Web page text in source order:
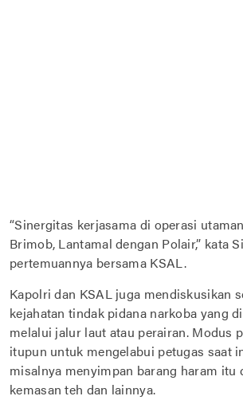
“Sinergitas kerjasama di operasi
Brimob, Lantamal dengan Polair,” kata
pertemuannya bersama KSAL.
Kapolri dan KSAL juga mendiskusikan
kejahatan tindak pidana narkoba yang
melalui jalur laut atau perairan. Modus
itupun untuk mengelabui petugas saat
misalnya menyimpan barang haram itu
kemasan teh dan lainnya.